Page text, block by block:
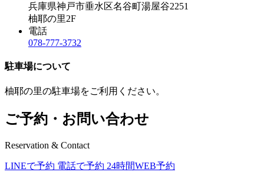
兵庫県神戸市垂水区名谷町湯屋谷2251
柚耶の里2F
電話
078-777-3732
駐車場について
柚耶の里の駐車場をご利用ください。
ご予約・お問い合わせ
Reservation & Contact
LINEで予約 電話で予約 24時間WEB予約